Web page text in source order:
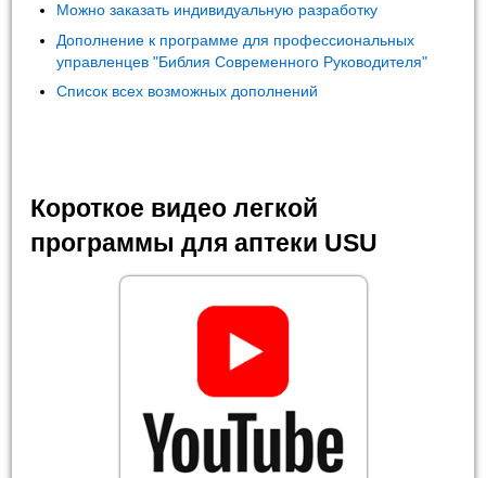
Можно заказать индивидуальную разработку
Дополнение к программе для профессиональных
управленцев "Библия Современного Руководителя"
Список всех возможных дополнений
Короткое видео легкой
программы для аптеки USU